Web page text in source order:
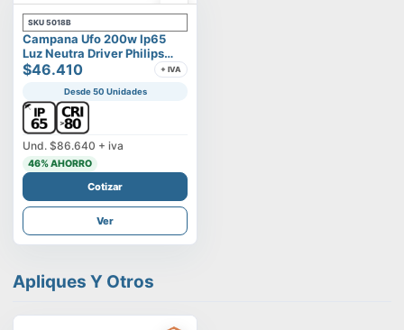
SKU 5018B
Campana Ufo 200w Ip65
Luz Neutra Driver Philips
Modelo Eltanin
$46.410 + IVA
Desde 50 Unidades
Und. $86.640 + iva
46% AHORRO
Cotizar
Ver
Apliques Y Otros